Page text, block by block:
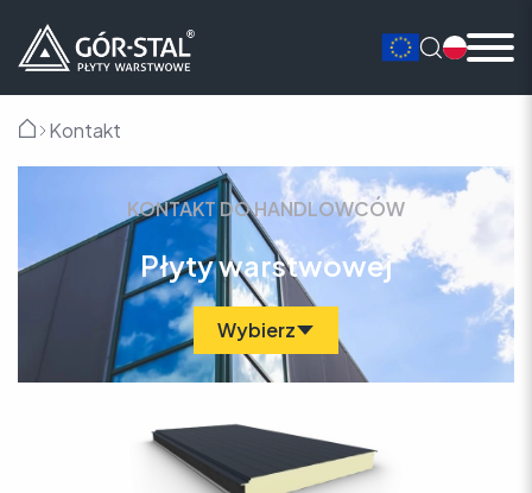
GłównaKontakt
KONTAKT DO HANDLOWCÓW
Płyty warstwowej
Wybierz